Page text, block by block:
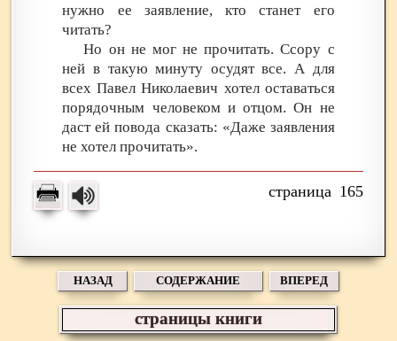
нужно ее заявление, кто станет его
читать?
Но он не мог не прочитать. Ссору с
ней в такую минуту осудят все. А для
всех Павел Николаевич хотел оставаться
порядочным человеком и отцом. Он не
даст ей повода сказать: «Даже заявления
не хотел прочитать».
165
НАЗАД СОДЕРЖАНИЕ ВПЕРЕД
страницы книги